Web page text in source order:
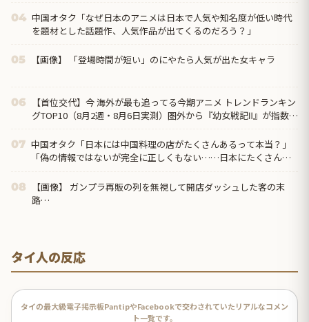
04 中国オタク「なぜ日本のアニメは日本で人気や知名度が低い時代
を題材とした話題作、人気作品が出てくるのだろう？」
05 【画像】 「登場時間が短い」のにやたら人気が出た女キャラ
06
【首位交代】今 海外が最も追ってる今期アニメ トレンドランキン
グTOP10（8月2週・8月6日実測）圏外から『幼女戦記Ⅱ』が指数
07 中国オタク「日本には中国料理の店がたくさんあるって本当？」
「偽の情報ではないが完全に正しくもない……日本にたくさんあ
08
【画像】 ガンプラ再販の列を無視して開店ダッシュした客の末
路…
タイ人の反応
タイの最大級電子掲示板PantipやFacebookで交わされていたリアルなコメン
ト一覧です。